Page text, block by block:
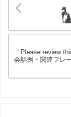
「Please review
会話例・関連フレ